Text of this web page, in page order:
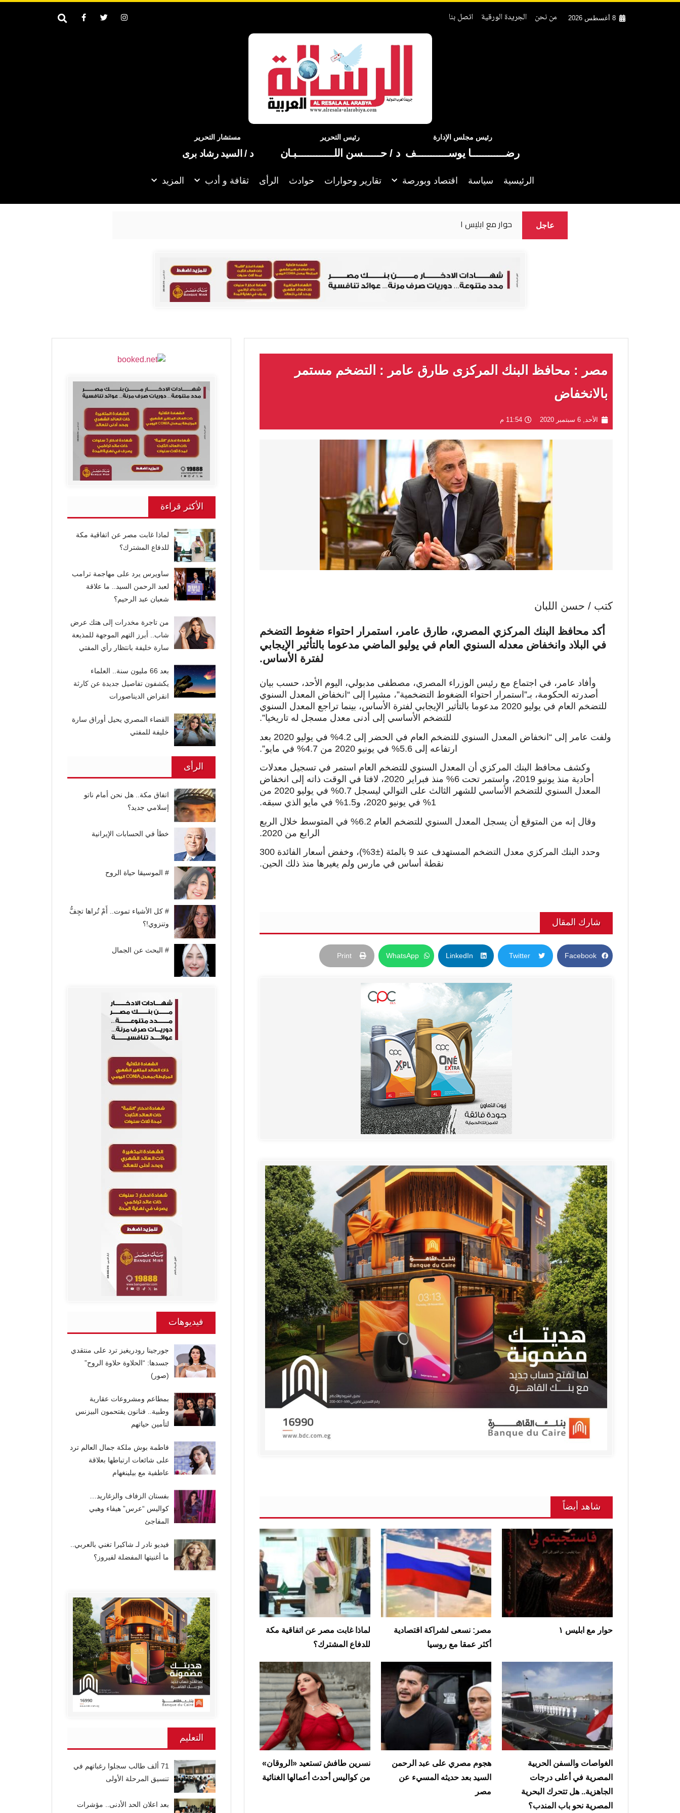
8 أغسطس 2026 من نحن الجريدة الورقية اتصل بنا
رئيس مجلس الإدارة
رضــــــــــــا يوســـــــــــف
رئيس التحرير
د / حــــــسن اللـــــــــــــبـان
مستشار التحرير
د / السيد رشاد برى
الرئيسية سياسة اقتصاد وبورصة تقارير وحوارات حوادث الرأى ثقافة و أدب المزيد
عاجل
مصر : محافظ البنك المركزى طارق عامر : التضخم مستمر
بالانخفاض
الأحد, 6 سبتمبر 2020 11:54 م
كتب / حسن اللبان
أكد محافظ البنك المركزي المصري، طارق عامر، استمرار احتواء ضغوط التضخم
في البلاد وانخفاض معدله السنوي العام في يوليو الماضي مدعوما بالتأثير الإيجابي
لفترة الأساس.
وأفاد عامر، في اجتماع مع رئيس الوزراء المصري، مصطفى مدبولي، اليوم الأحد، حسب بيان
أصدرته الحكومة، بـ”استمرار احتواء الضغوط التضخمية”، مشيرا إلى “انخفاض المعدل السنوي
للتضخم العام في يوليو 2020 مدعوما بالتأثير الإيجابي لفترة الأساس، بينما تراجع المعدل السنوي
للتضخم الأساسي إلى أدنى معدل مسجل له تاريخيا”.
ولفت عامر إلى “انخفاض المعدل السنوي للتضخم العام في الحضر إلى 4.2% في يوليو 2020 بعد
ارتفاعه إلى 5.6% في يونيو 2020 من 4.7% في مايو”.
وكشف محافظ البنك المركزي أن المعدل السنوي للتضخم العام استمر في تسجيل معدلات
أحادية منذ يونيو 2019، واستمر تحت 6% منذ فبراير 2020، لافتا في الوقت ذاته إلى انخفاض
المعدل السنوي للتضخم الأساسي للشهر الثالث على التوالي ليسجل 0.7% في يوليو 2020 من
1% في يونيو 2020، و1.5% في مايو الذي سبقه.
وقال إنه من المتوقع أن يسجل المعدل السنوي للتضخم العام 6.2% في المتوسط خلال الربع
الرابع من 2020.
وحدد البنك المركزي معدل التضخم المستهدف عند 9 بالمئة (±3%)، وخفض أسعار الفائدة 300
نقطة أساس في مارس ولم يغيرها منذ ذلك الحين.
شارك المقال
Facebook
Twitter
LinkedIn
WhatsApp
Print
شاهد أيضاً
حوار مع ابليس ١
مصر: نسعى لشراكة اقتصادية
أكثر عمقا مع روسيا
لماذا غابت مصر عن اتفاقية مكة
للدفاع المشترك؟
الغواصات والسفن الحربية
المصرية في أعلى درجات
الجاهزية.. هل تتحرك البحرية
المصرية نحو باب المندب؟
هجوم مصري على عبد الرحمن
السيد بعد حديثه المسيء عن
مصر
نسرين طافش تستعيد «الروقان»
من كواليس أحدث أعمالها الغنائية
الأكثر قراءة
لماذا غابت مصر عن اتفاقية مكة
للدفاع المشترك؟
ساويرس يرد على مهاجمة ترامب
لعبد الرحمن السيد.. ما علاقة
شعبان عبد الرحيم؟
من تاجرة مخدرات إلى هتك عرض
شاب.. أبرز التهم الموجهة للمذيعة
سارة خليفة بانتظار رأي المفتي
بعد 66 مليون سنة.. العلماء
يكشفون تفاصيل جديدة عن كارثة
انقراض الديناصورات
القضاء المصري يحيل أوراق سارة
خليفة للمفتي
الرأى
اتفاق مكة.. هل نحن أمام ناتو
إسلامي جديد؟
خطأ في الحسابات الإيرانية
# الموسيقا حياة الروح
# كل الأشياء تموت.. أَمْ تُراها تجِفُّ
وتنزوي!؟
# البحث عن الجمال
فيديوهات
جورجينا رودريغيز ترد على منتقدي
جسدها: “الحلاوة حلاوة الروح”
(صور)
بمطاعم ومشروعات عقارية
وطبية.. فنانون يقتحمون البيزنس
لتأمين حياتهم
فاطمة بوش ملكة جمال العالم ترد
على شائعات ارتباطها بعلاقة
عاطفية مع بيلينغهام
بفستان الزفاف والزغاريد…
كواليس “عرس” هيفاء وهبي
المفاجئ
فيديو نادر لـ شاكيرا تغني بالعربي..
ما أغنيتها المفضلة لفيروز؟
التعليم
71 ألف طالب سجلوا رغباتهم في
تنسيق المرحلة الأولى
بعد اعلان الحد الأدنى.. مؤشرات